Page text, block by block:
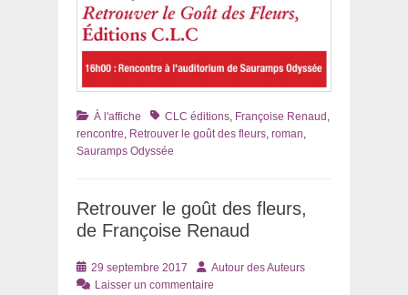
Catégories
À l'affiche TagsCLC éditions Françoise Renaud
rencontre Retrouver le goût des fleurs roman
Sauramps Odyssée
Retrouver le goût des fleurs,
de Françoise Renaud
Posté
le
29 septembre 2017 AuteurAutour des Auteurs
Laisser un commentaire